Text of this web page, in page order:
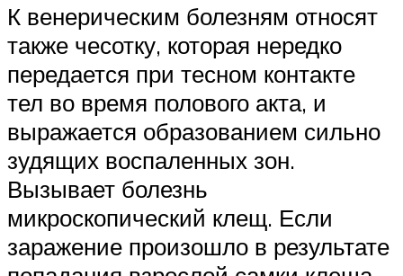
К венерическим болезням относят
также чесотку, которая нередко
передается при тесном контакте
тел во время полового акта, и
выражается образованием сильно
зудящих воспаленных зон.
Вызывает болезнь
микроскопический клещ. Если
заражение произошло в результате